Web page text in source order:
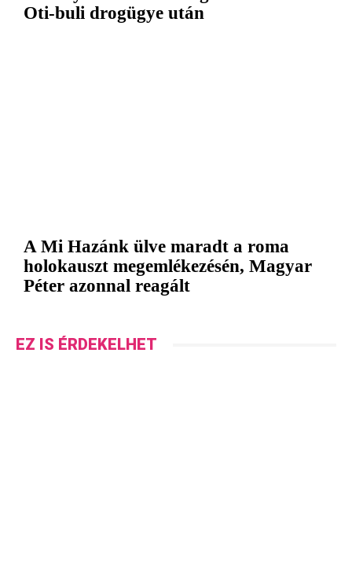
Oti-buli drogügye után
A Mi Hazánk ülve maradt a roma
holokauszt megemlékezésén, Magyar
Péter azonnal reagált
EZ IS ÉRDEKELHET